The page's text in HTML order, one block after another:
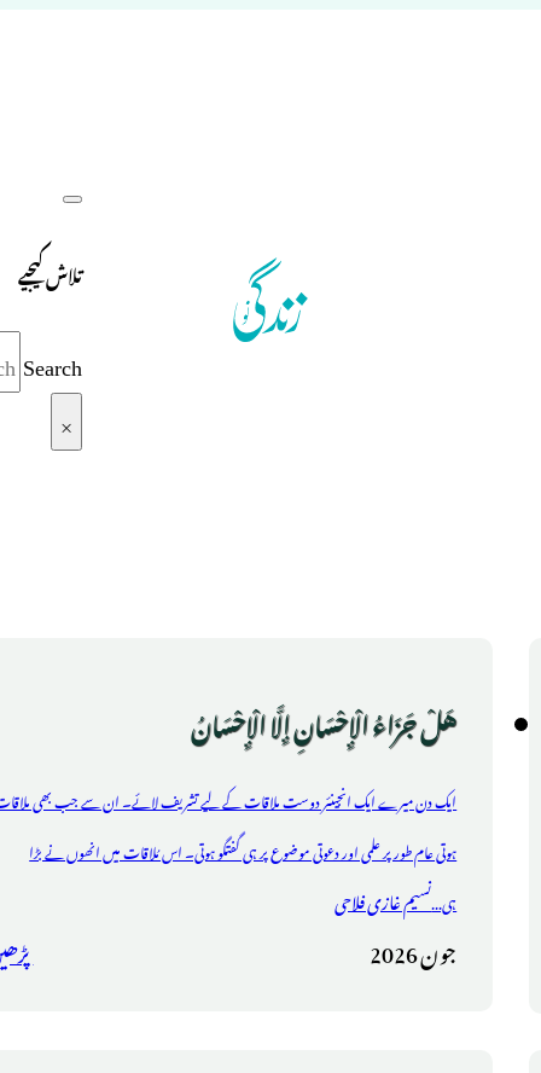
تلاش کیجیے
Search
×
هَلْ جَزَاءُ الْإِحْسَانِ إِلَّا الْإِحْسَانُ
ایک دن میرے ایک انجینئر دوست ملاقات کے لیے تشریف لائے۔ ان سے جب بھی
ہوتی عام طور پر علمی اور دعوتی موضوع پر ہی گفتگو ہوتی۔ اس مُلاقات میں انھوں نے بڑا
ہی...نسیم غازی فلاحی
جون 2026